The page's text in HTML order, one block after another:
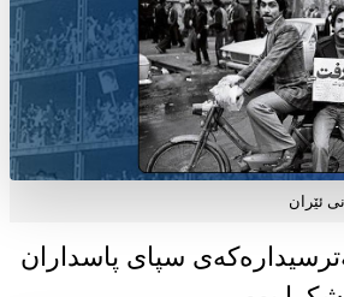
ئێران
سپای پاسداران